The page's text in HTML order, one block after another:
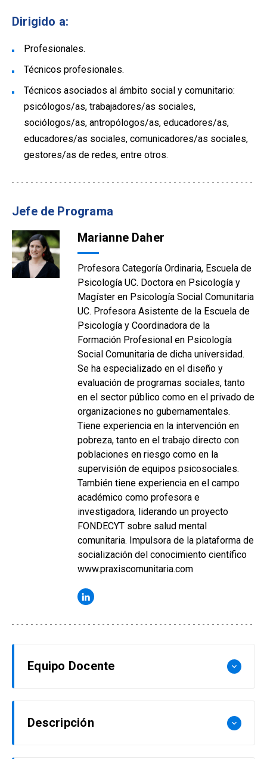
Dirigido a:
Profesionales.
Técnicos profesionales.
Técnicos asociados al ámbito social y comunitario:
psicólogos/as, trabajadores/as sociales,
sociólogos/as, antropólogos/as, educadores/as,
educadores/as sociales, comunicadores/as sociales,
gestores/as de redes, entre otros.
Jefe de Programa
Marianne Daher
Profesora Categoría Ordinaria, Escuela de
Psicología UC. Doctora en Psicología y
Magíster en Psicología Social Comunitaria
UC. Profesora Asistente de la Escuela de
Psicología y Coordinadora de la
Formación Profesional en Psicología
Social Comunitaria de dicha universidad.
Se ha especializado en el diseño y
evaluación de programas sociales, tanto
en el sector público como en el privado de
organizaciones no gubernamentales.
Tiene experiencia en la intervención en
pobreza, tanto en el trabajo directo con
poblaciones en riesgo como en la
supervisión de equipos psicosociales.
También tiene experiencia en el campo
académico como profesora e
investigadora, liderando un proyecto
FONDECYT sobre salud mental
comunitaria. Impulsora de la plataforma de
socialización del conocimiento científico
www.praxiscomunitaria.com
Equipo Docente keyboard_arrow_down
Descripción keyboard_arrow_down